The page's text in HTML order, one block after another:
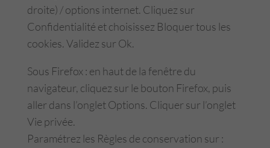
droite) / options internet. Cliquez sur
Confidentialité et choisissez Bloquer tous les
cookies. Validez sur Ok.
Sous Firefox : en haut de la fenêtre du
navigateur, cliquez sur le bouton Firefox, puis
aller dans l’onglet Options. Cliquer sur l’onglet
Vie privée.
Paramétrez les Règles de conservation sur :